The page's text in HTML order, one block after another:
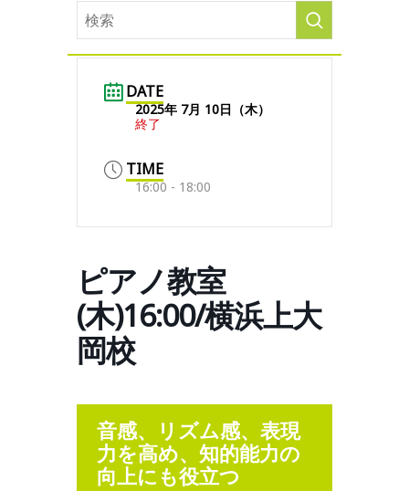
DATE
2025年 7月 10日（木）
終了
TIME
16:00 - 18:00
ピアノ教室
(木)16:00/横浜上大
岡校
音感、リズム感、表現
力を高め、知的能力の
向上にも役立つ